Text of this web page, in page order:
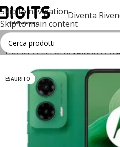
Skip to navigation
Skip to main content
Diventa
Home TELEFONIA
ESAURITO